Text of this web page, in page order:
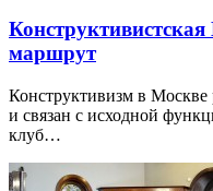
маршрут
Конструктивизм в Москве
и связан с исходной
клуб…